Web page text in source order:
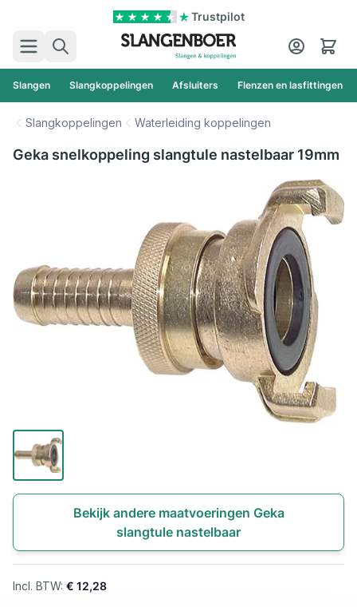
Trustpilot
Zoek
Cart
Slangen Slangkoppelingen Afsluiters Flenzen en lasfittingen
Slangkoppelingen Waterleiding koppelingen
Geka snelkoppeling slangtule nastelbaar 19mm
Bekijk andere maatvoeringen Geka
slangtule nastelbaar
€ 12,28